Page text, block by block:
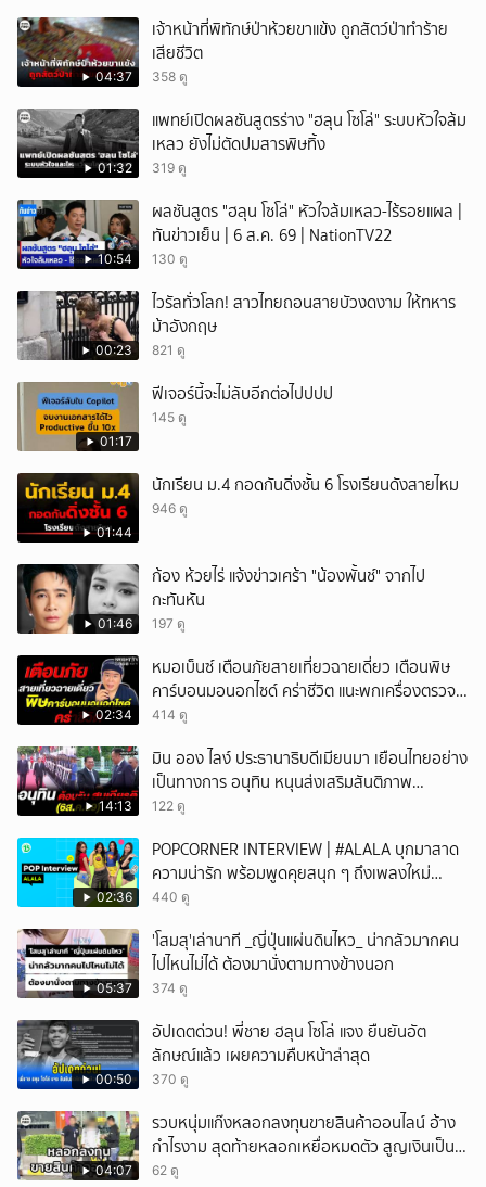
04:37
เจ้าหน้าที่พิทักษ์ป่าห้วยขาแข้ง ถูกสัตว์ป่าทำร้าย
เสียชีวิต
358 ดู
01:32
แพทย์เปิดผลชันสูตรร่าง "ฮลุน โซโล่" ระบบหัวใจล้ม
เหลว ยังไม่ตัดปมสารพิษทิ้ง
319 ดู
10:54
ผลชันสูตร "ฮลุน โซโล่" หัวใจล้มเหลว-ไร้รอยแผล |
ทันข่าวเย็น | 6 ส.ค. 69 | NationTV22
130 ดู
00:23
ไวรัลทั่วโลก! สาวไทยถอนสายบัวงดงาม ให้ทหาร
ม้าอังกฤษ
821 ดู
01:17
ฟีเจอร์นี้จะไม่ลับอีกต่อไปปปป
145 ดู
01:44
นักเรียน ม.4 กอดกันดิ่งชั้น 6 โรงเรียนดังสายไหม
946 ดู
01:46
ก้อง ห้วยไร่ แจ้งข่าวเศร้า "น้องพั้นช์" จากไป
กะทันหัน
197 ดู
02:34
หมอเบ็นซ์ เตือนภัยสายเที่ยวฉายเดี่ยว เตือนพิษ
คาร์บอนมอนอกไซด์ คร่าชีวิต แนะพกเครื่องตรวจ
วัดติดตัว
414 ดู
14:13
มิน ออง ไลง์ ประธานาธิบดีเมียนมา เยือนไทยอย่าง
เป็นทางการ อนุทิน หนุนส่งเสริมสันติภาพ
เสถียรภาพชายแดน
122 ดู
02:36
POPCORNER INTERVIEW | #ALALA บุกมาสาด
ความน่ารัก พร้อมพูดคุยสนุก ๆ ถึงเพลงใหม่
'ON&OFF'
440 ดู
05:37
'โสมสุ'เล่านาที _ญี่ปุ่นแผ่นดินไหว_ น่ากลัวมากคน
ไปไหนไม่ได้ ต้องมานั่งตามทางข้างนอก
374 ดู
00:50
อัปเดตด่วน! พี่ชาย ฮลุน โซโล่ แจง ยืนยันอัต
ลักษณ์แล้ว เผยความคืบหน้าล่าสุด
370 ดู
04:07
รวบหนุ่มแก๊งหลอกลงทุนขายสินค้าออนไลน์ อ้าง
กำไรงาม สุดท้ายหลอกเหยื่อหมดตัว สูญเงินเป็น
แสนบาท ยังให้การปฏิเสธ
62 ดู